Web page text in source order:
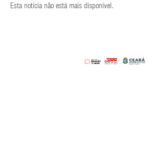
Esta notícia não está mais disponível.